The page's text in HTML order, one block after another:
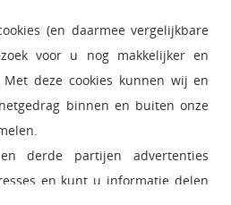
(en daarmee vergelijkbare
voor u nog makkelijker en
deze cookies kunnen wij en
binnen en buiten onze
derde partijen advertenties
en kunt u informatie delen